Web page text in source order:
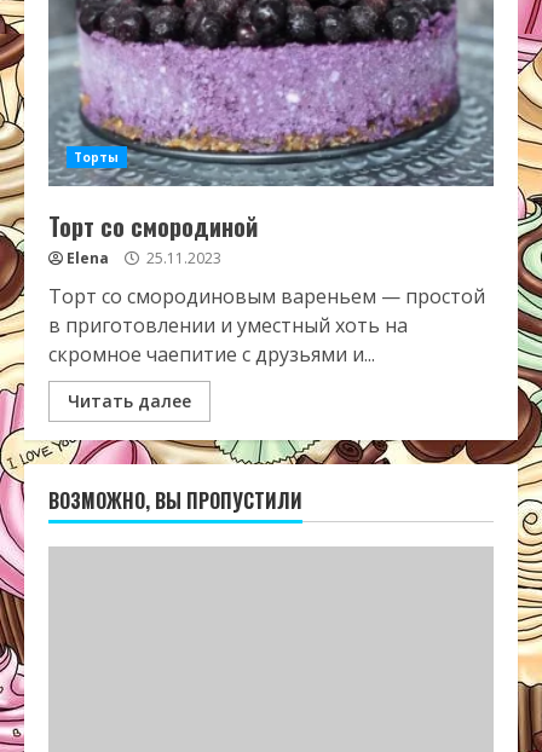
Торты
Торт со смородиной
Elena 25.11.2023
Торт со смородиновым вареньем — простой
в приготовлении и уместный хоть на
скромное чаепитие с друзьями и...
Читать далее
ВОЗМОЖНО, ВЫ ПРОПУСТИЛИ